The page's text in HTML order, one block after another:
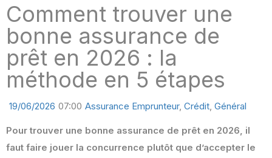
Comment trouver une
bonne assurance de
prêt en 2026 : la
méthode en 5 étapes
19/06/2026 07:00 Assurance Emprunteur, Crédit, Général
Pour trouver une bonne assurance de prêt en 2026, il
faut faire jouer la concurrence plutôt que d’accepter le